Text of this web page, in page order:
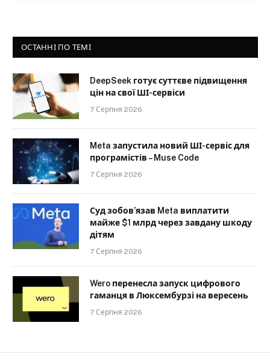
ОСТАННІ ПО ТЕМІ
DeepSeek готує суттєве підвищення
цін на свої ШІ-сервіси
7 Серпня 2026
Meta запустила новий ШІ-сервіс для
програмістів – Muse Code
7 Серпня 2026
Суд зобов’язав Meta виплатити
майже $1 млрд через завдану шкоду
дітям
7 Серпня 2026
Wero перенесла запуск цифрового
гаманця в Люксембурзі на вересень
7 Серпня 2026